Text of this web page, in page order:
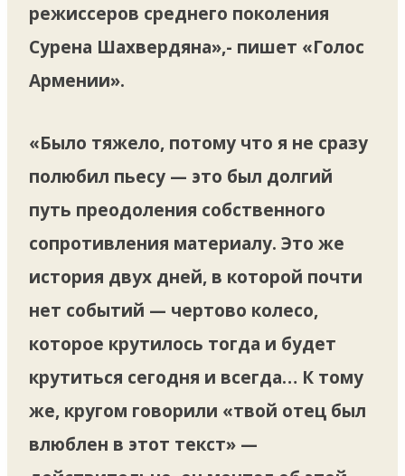
режиссеров среднего поколения
Сурена Шахвердяна»,- пишет «Голос
Армении».
«Было тяжело, потому что я не сразу
полюбил пьесу — это был долгий
путь преодоления собственного
сопротивления материалу. Это же
история двух дней, в которой почти
нет событий — чертово колесо,
которое крутилось тогда и будет
крутиться сегодня и всегда… К тому
же, кругом говорили «твой отец был
влюблен в этот текст» —